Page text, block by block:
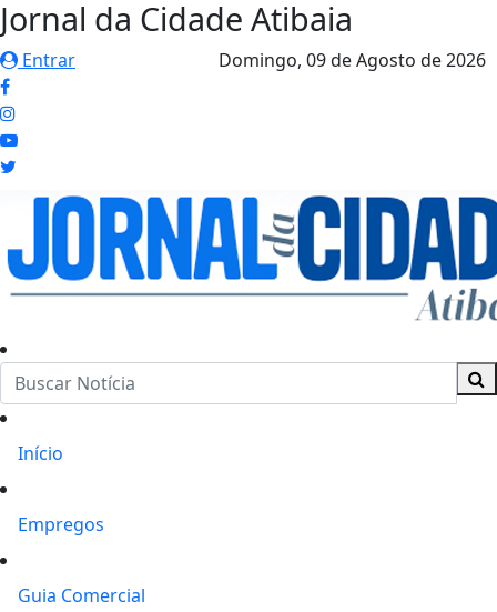
Jornal da Cidade Atibaia
Entrar Domingo, 09 de Agosto de 2026
Início
Empregos
Guia Comercial